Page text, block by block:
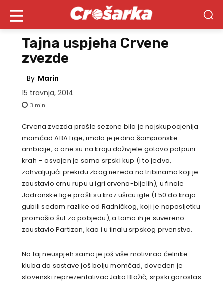
Tajna uspjeha Crvene
zvezde
By Marin
15 travnja, 2014
3 min.
Crvena zvezda prošle sezone bila je najskupocjenija
momčad ABA Lige, imala je jedino šampionske
ambicije, a one su na kraju doživjele gotovo potpuni
krah – osvojen je samo srpski kup (i to jedva,
zahvaljujući prekidu zbog nereda na tribinama koji je
zaustavio crnu rupu u igri crveno-bijelih), u finale
Jadranske lige prošli su kroz ušicu igle (1:50 do kraja
gubili sedam razlike od Radničkog, koji je naposljetku
promašio šut za pobjedu), a tamo ih je suvereno
zaustavio Partizan, kao i u finalu srpskog prvenstva.
No taj neuspjeh samo je još više motivirao čelnike
kluba da sastave još bolju momčad, doveden je
slovenski reprezentativac Jaka Blažič, srpski gorostas